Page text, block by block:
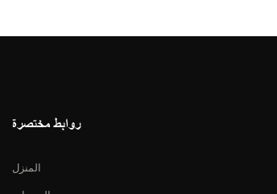
روابط مختصرة
المنزل